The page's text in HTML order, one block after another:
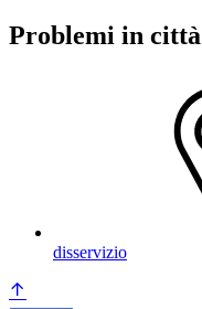
Problemi in città
disservizio